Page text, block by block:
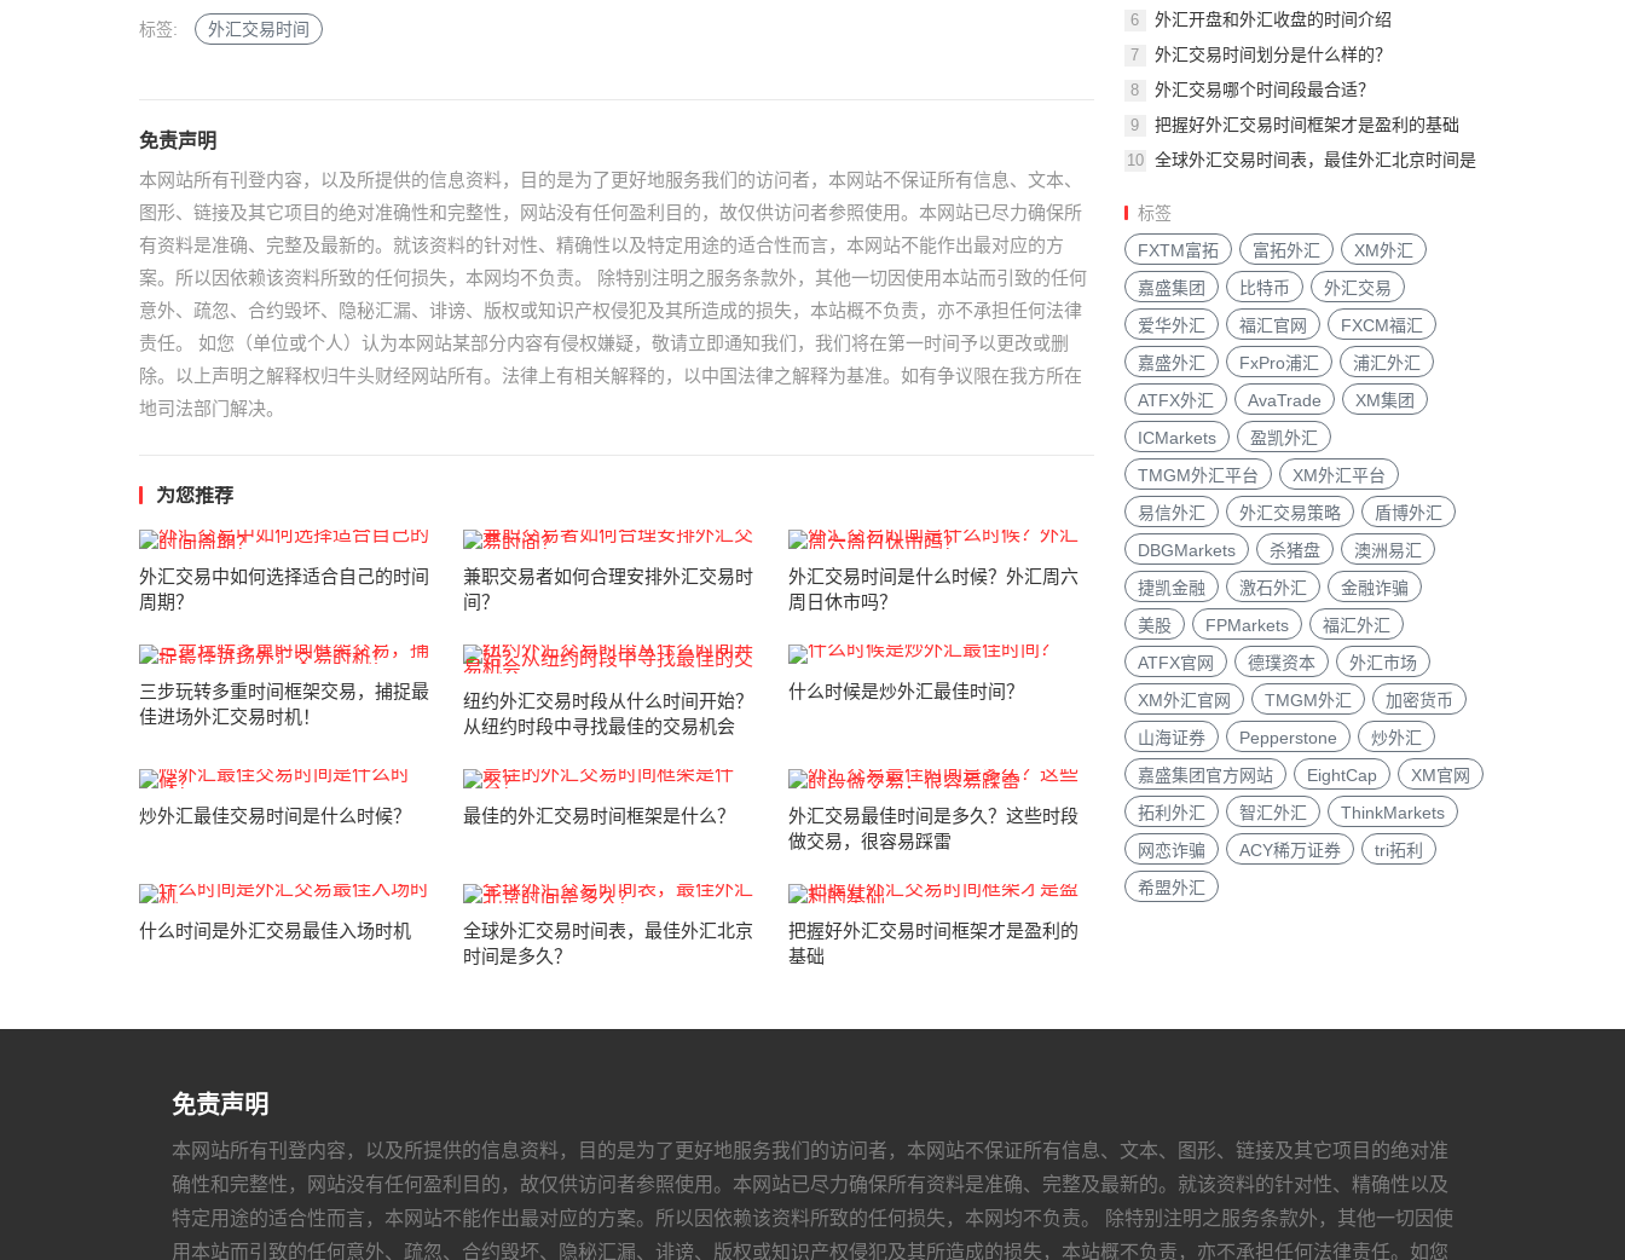
标签: 外汇交易时间
免责声明
本网站所有刊登内容，以及所提供的信息资料，目的是为了更好地服务我们的访问者，本网站不保证所有信息、文本、
图形、链接及其它项目的绝对准确性和完整性，网站没有任何盈利目的，故仅供访问者参照使用。本网站已尽力确保所
有资料是准确、完整及最新的。就该资料的针对性、精确性以及特定用途的适合性而言，本网站不能作出最对应的方
案。所以因依赖该资料所致的任何损失，本网均不负责。 除特别注明之服务条款外，其他一切因使用本站而引致的任何
意外、疏忽、合约毁坏、隐秘汇漏、诽谤、版权或知识产权侵犯及其所造成的损失，本站概不负责，亦不承担任何法律
责任。 如您（单位或个人）认为本网站某部分内容有侵权嫌疑，敬请立即通知我们，我们将在第一时间予以更改或删
除。以上声明之解释权归牛头财经网站所有。法律上有相关解释的，以中国法律之解释为基准。如有争议限在我方所在
地司法部门解决。
为您推荐
外汇交易中如何选择适合自己的时间
周期？
兼职交易者如何合理安排外汇交易时
间？
外汇交易时间是什么时候？外汇周六
周日休市吗？
三步玩转多重时间框架交易，捕捉最
佳进场外汇交易时机！
纽约外汇交易时段从什么时间开始？
从纽约时段中寻找最佳的交易机会
什么时候是炒外汇最佳时间？
炒外汇最佳交易时间是什么时候？ 最佳的外汇交易时间框架是什么？
外汇交易最佳时间是多久？这些时段
做交易，很容易踩雷
什么时间是外汇交易最佳入场时机
全球外汇交易时间表，最佳外汇北京
时间是多久？
把握好外汇交易时间框架才是盈利的
基础
6 外汇开盘和外汇收盘的时间介绍
7 ​外汇交易时间划分是什么样的？
8 外汇交易哪个时间段最合适？
9 把握好外汇交易时间框架才是盈利的基础
10
全球外汇交易时间表，最佳外汇北京时间是
标签
FXTM富拓
富拓外汇
XM外汇
嘉盛集团
比特币
外汇交易
爱华外汇
福汇官网
FXCM福汇
嘉盛外汇
FxPro浦汇
浦汇外汇
ATFX外汇
AvaTrade
XM集团
ICMarkets
盈凯外汇
TMGM外汇平台
XM外汇平台
易信外汇
外汇交易策略
盾博外汇
DBGMarkets
杀猪盘
澳洲易汇
捷凯金融
激石外汇
金融诈骗
美股
FPMarkets
福汇外汇
ATFX官网
德璞资本
外汇市场
XM外汇官网
TMGM外汇
加密货币
山海证券
Pepperstone
炒外汇
嘉盛集团官方网站
EightCap
XM官网
拓利外汇
智汇外汇
ThinkMarkets
网恋诈骗
ACY稀万证券
tri拓利
希盟外汇
免责声明
本网站所有刊登内容，以及所提供的信息资料，目的是为了更好地服务我们的访问者，本网站不保证所有信息、文本、图形、链接及其它项目的绝对准
确性和完整性，网站没有任何盈利目的，故仅供访问者参照使用。本网站已尽力确保所有资料是准确、完整及最新的。就该资料的针对性、精确性以及
特定用途的适合性而言，本网站不能作出最对应的方案。所以因依赖该资料所致的任何损失，本网均不负责。 除特别注明之服务条款外，其他一切因使
用本站而引致的任何意外、疏忽、合约毁坏、隐秘汇漏、诽谤、版权或知识产权侵犯及其所造成的损失，本站概不负责，亦不承担任何法律责任。如您